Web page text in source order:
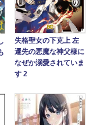
失格聖女の下克上 左
遷先の悪魔な神父様に
なぜか溺愛されていま
す 2